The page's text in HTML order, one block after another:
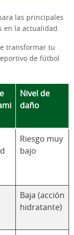
las principales
en la actualidad.
transformar tu
de fútbol
Nivel de
daño
Riesgo muy
bajo
Baja (acción
hidratante)